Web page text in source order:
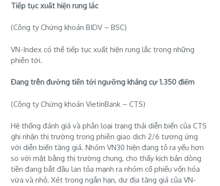
Tiếp tục xuất hiện rung lắc
(Công ty Chứng khoán BIDV – BSC)
VN-Index có thể tiếp tục xuất hiện rung lắc trong những
phiên tới.
Đang trên đường tiến tới ngưỡng kháng cự 1.350 điểm
(Công ty Chứng khoán VietinBank – CTS)
Hệ thống đánh giá và phân loại trạng thái diễn biến của CTS
ghi nhận thị trường trong phiên giao dịch 2/6 tương ứng
với diễn biến tăng giá. Nhóm VN30 hiện đang tỏ ra yếu hơn
so với mặt bằng thị trường chung, cho thấy kịch bản dòng
tiền đang bắt đầu lan tỏa mạnh ra nhóm cổ phiếu vốn hóa
vừa và nhỏ. Xét trong ngắn hạn, dư địa tăng giá của VN-